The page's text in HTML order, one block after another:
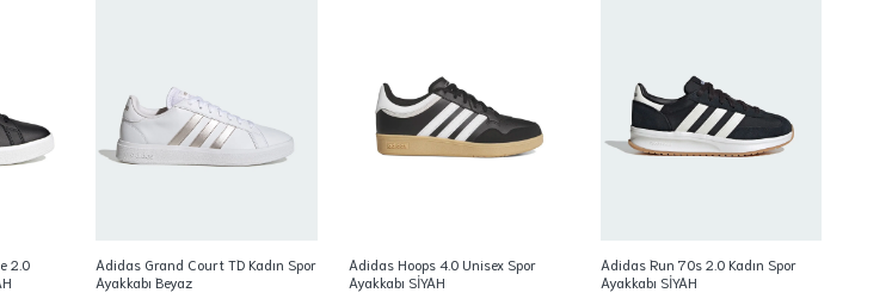
2.0
Adidas Grand Court TD Kadın Spor
Ayakkabı Beyaz
Adidas Hoops 4.0 Unisex Spor
Ayakkabı SİYAH
Adidas Run 70s 2.0 Kadın Spor
Ayakkabı SİYAH